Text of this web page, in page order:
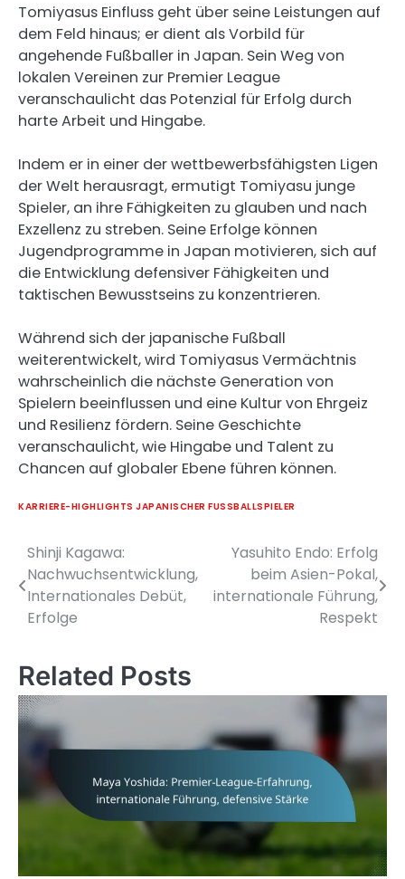
Tomiyasus Einfluss geht über seine Leistungen auf
dem Feld hinaus; er dient als Vorbild für
angehende Fußballer in Japan. Sein Weg von
lokalen Vereinen zur Premier League
veranschaulicht das Potenzial für Erfolg durch
harte Arbeit und Hingabe.
Indem er in einer der wettbewerbsfähigsten Ligen
der Welt herausragt, ermutigt Tomiyasu junge
Spieler, an ihre Fähigkeiten zu glauben und nach
Exzellenz zu streben. Seine Erfolge können
Jugendprogramme in Japan motivieren, sich auf
die Entwicklung defensiver Fähigkeiten und
taktischen Bewusstseins zu konzentrieren.
Während sich der japanische Fußball
weiterentwickelt, wird Tomiyasus Vermächtnis
wahrscheinlich die nächste Generation von
Spielern beeinflussen und eine Kultur von Ehrgeiz
und Resilienz fördern. Seine Geschichte
veranschaulicht, wie Hingabe und Talent zu
Chancen auf globaler Ebene führen können.
KARRIERE-HIGHLIGHTS JAPANISCHER FUSSBALLSPIELER
Post
navigation
Shinji Kagawa:
Nachwuchsentwicklung,
Internationales Debüt,
Erfolge
Yasuhito Endo: Erfolg
beim Asien-Pokal,
internationale Führung,
Respekt
Related Posts